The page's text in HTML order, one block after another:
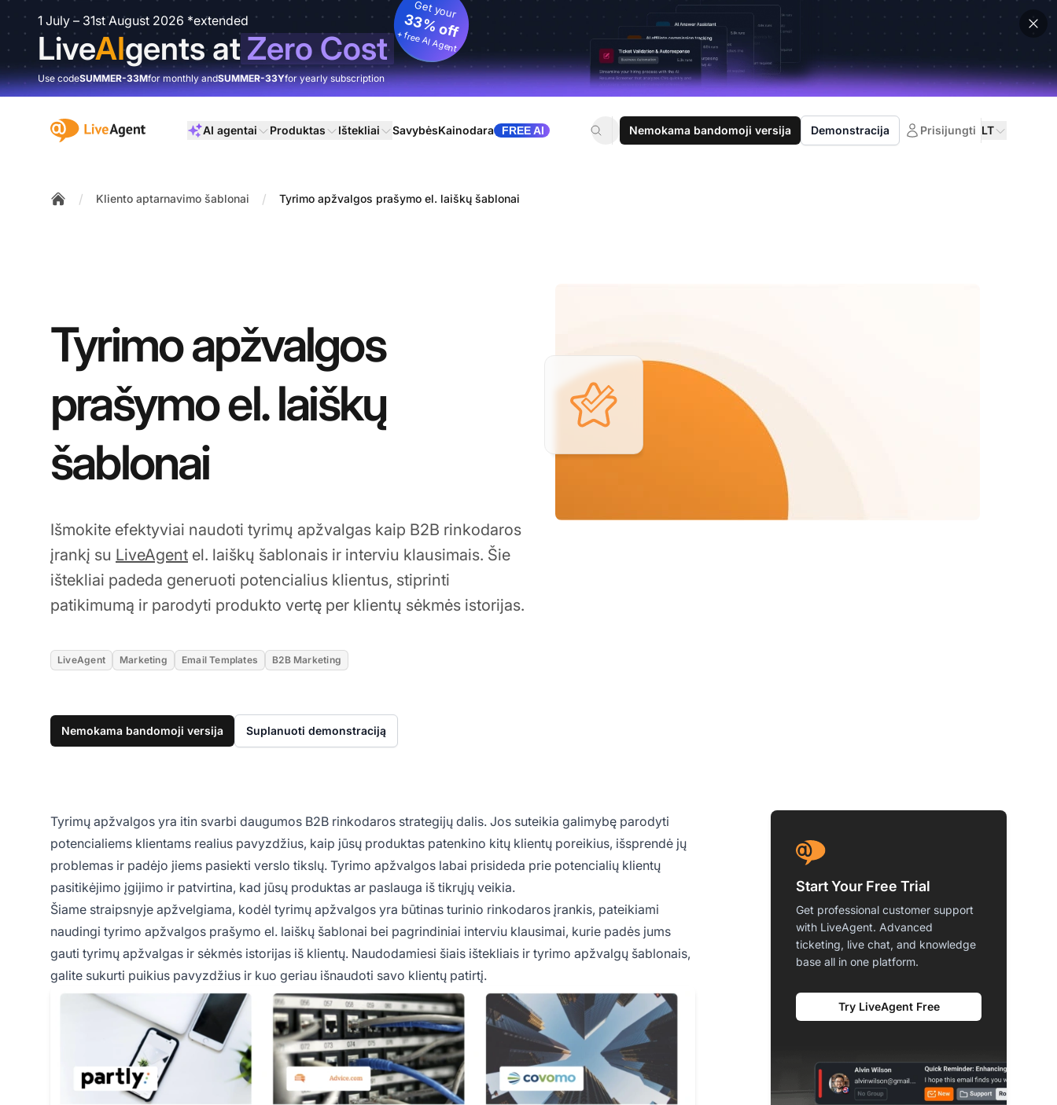
1 July – 31st August 2026 *extended
LiveAIgents atZero Cost
Get your
33% off
+ free AI Agent
Use codeSUMMER-33Mfor monthly andSUMMER-33Yfor yearly subscription
:site.title AI agentai Produktas Ištekliai SavybėsKainodara FREE AI Nemokama bandomoji versija Demonstracija Prisijungti LT
/ Kliento aptarnavimo šablonai / Tyrimo apžvalgos prašymo el. laiškų šablonai
Tyrimo apžvalgos
prašymo el. laiškų
šablonai
Išmokite efektyviai naudoti tyrimų apžvalgas kaip B2B rinkodaros
įrankį su LiveAgent el. laiškų šablonais ir interviu klausimais. Šie
ištekliai padeda generuoti potencialius klientus, stiprinti
patikimumą ir parodyti produkto vertę per klientų sėkmės istorijas.
LiveAgent Marketing Email Templates B2B Marketing
Nemokama bandomoji versija Suplanuoti demonstraciją
Tyrimų apžvalgos yra itin svarbi daugumos B2B rinkodaros strategijų dalis. Jos suteikia galimybę parodyti
potencialiems klientams realius pavyzdžius, kaip jūsų produktas patenkino kitų klientų poreikius, išsprendė jų
problemas ir padėjo jiems pasiekti verslo tikslų. Tyrimo apžvalgos labai prisideda prie potencialių klientų
pasitikėjimo įgijimo ir patvirtina, kad jūsų produktas ar paslauga iš tikrųjų veikia.
Šiame straipsnyje apžvelgiama, kodėl tyrimų apžvalgos yra būtinas turinio rinkodaros įrankis, pateikiami
naudingi tyrimo apžvalgos prašymo el. laiškų šablonai bei pagrindiniai interviu klausimai, kurie padės jums
gauti tyrimų apžvalgas ir sėkmės istorijas iš klientų. Naudodamiesi šiais ištekliais ir tyrimo apžvalgų šablonais,
galite sukurti puikius pavyzdžius ir kuo geriau išnaudoti savo klientų patirtį.
Start Your Free Trial
Get professional customer support
with LiveAgent. Advanced
ticketing, live chat, and knowledge
base all in one platform.
Try LiveAgent Free